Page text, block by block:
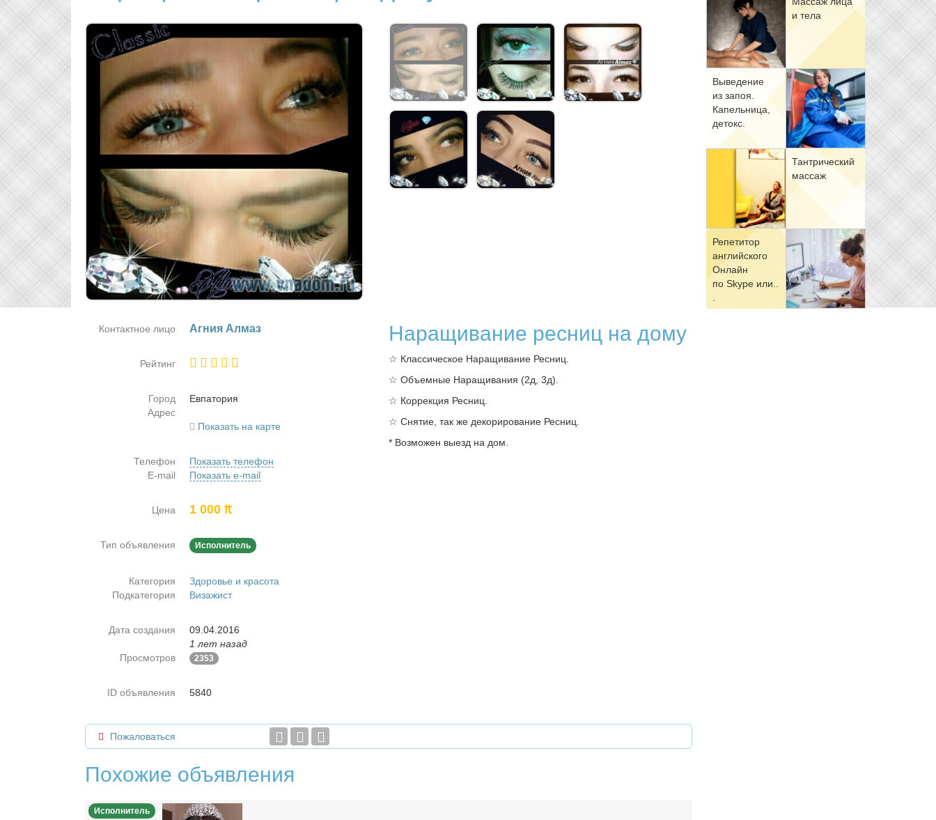
и те­ла
Вы­ве­де­ние
из за­поя.
Ка­пель­ни­ца,
де­токс.
Тан­три­че­ский
мас­саж
Ре­пе­ти­тор
ан­глий­ско­го
Он­лайн
по Skype или..
Наращивание ресниц на дому
☆ Классическое Наращивание Ресниц.
☆ Объемные Наращивания (2д, 3д).
☆ Коррекция Ресниц.
☆ Снятие, так же декорирование Ресниц.
* Возможен выезд на дом.
Контактное лицо Аг­ния Ал­маз
Рейтинг
Город
Ев­па­то­рия
Адрес
Показать на карте
Телефон
Показать телефон
E-mail
Показать e-mail
Цена 1 000 ₶
Тип объявления Исполнитель
Категория
Здоровье и красота
Подкатегория
Визажист
Дата создания
09.04.2016
1 лет назад
Просмотров
2353
ID объявления 5840
Пожаловаться
Похожие объявления
Исполнитель